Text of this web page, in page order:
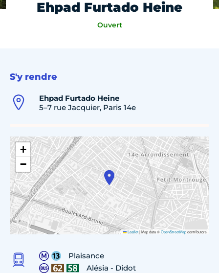
Ehpad Furtado Heine
Ouvert
S'y rendre
Ehpad Furtado Heine
5–7 rue Jacquier, Paris 14e
+
−
Leaflet|Map data ©OpenStreetMapcontributors
Plaisance
Alésia - Didot